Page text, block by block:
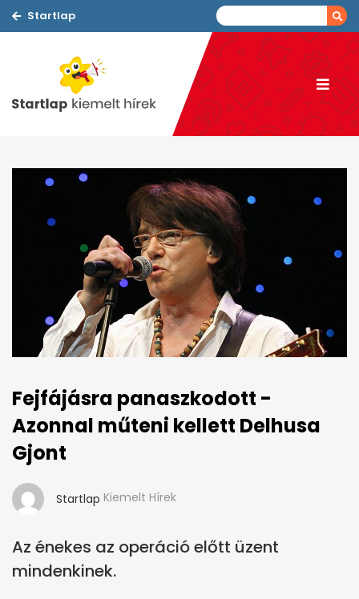
Startlap
Fejfájásra panaszkodott -
Azonnal műteni kellett Delhusa
Gjont
Startlap Kiemelt Hírek
Az énekes az operáció előtt üzent
mindenkinek.